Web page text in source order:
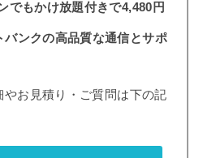
でもかけ放題付きで4,480円
バンクの高品質な通信とサポ
お見積り・ご質問は下の記